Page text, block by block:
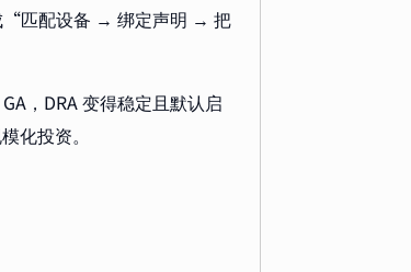
“匹配设备 → 绑定声明 → 把
，DRA 变得稳定且默认启
化投资。